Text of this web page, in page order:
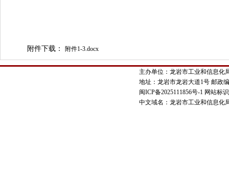
附件下载： 附件1-3.docx